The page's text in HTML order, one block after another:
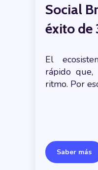
Social
éxito de
El
rápido
ritmo. Por
Saber más